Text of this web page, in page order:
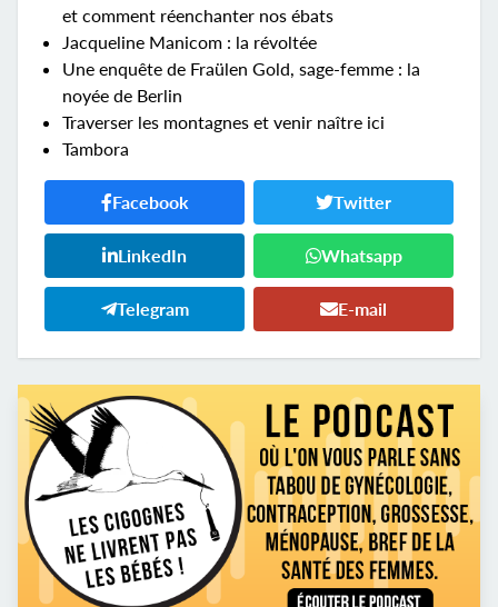
et comment réenchanter nos ébats
Jacqueline Manicom : la révoltée
Une enquête de Fraülen Gold, sage-femme : la
noyée de Berlin
Traverser les montagnes et venir naître ici
Tambora
Facebook Twitter
LinkedIn Whatsapp
Telegram E-mail